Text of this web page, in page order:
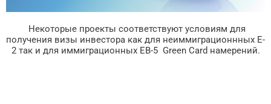
Некоторые проекты соответствуют условиям для
получения визы инвестора как для неиммиграционнных E-
2 так и для иммиграционных EB-5 Green Card намерений.